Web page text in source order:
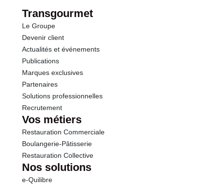
Sel
Transgourmet
Le Groupe
Devenir client
Actualités et événements
Publications
Marques exclusives
Partenaires
Solutions professionnelles
Recrutement
Vos métiers
Restauration Commerciale
Boulangerie-Pâtisserie
Restauration Collective
Nos solutions
e-Quilibre